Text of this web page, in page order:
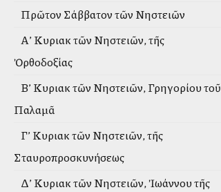
Πρῶτον Σάββατον τῶν Νηστειῶν
Α’ Κυριακὴ τῶν Νηστειῶν, τῆς
Ὀρθοδοξίας
Β’ Κυριακὴ τῶν Νηστειῶν, Γρηγορίου τοῦ
Παλαμᾶ
Γ’ Κυριακὴ τῶν Νηστειῶν, τῆς
Σταυροπροσκυνήσεως
Δ’ Κυριακὴ τῶν Νηστειῶν, Ἰωάννου τῆς